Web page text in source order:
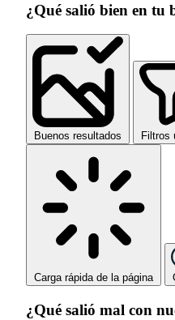
¿Qué salió bien en tu
Buenos resultados Filtros
Carga rápida de la página
¿Qué salió mal con